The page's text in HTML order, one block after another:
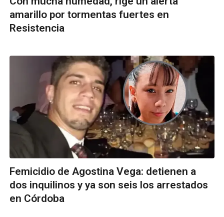
amarillo por tormentas fuertes en
Resistencia
Femicidio de Agostina Vega: detienen a
dos inquilinos y ya son seis los arrestados
en Córdoba